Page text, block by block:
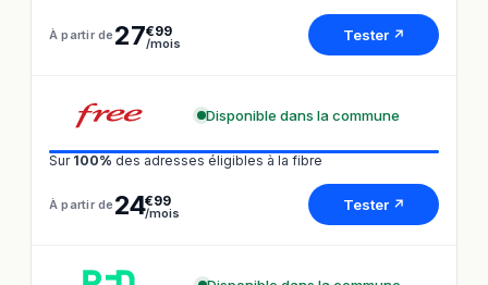
À partir de 27€99
/mois Tester ↗
Disponible dans la commune
Sur 100% des adresses éligibles à la fibre
À partir de 24€99
/mois Tester ↗